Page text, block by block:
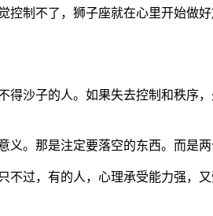
制不了，狮子座就在心里开始做
沙子的人。如果失去控制和秩序
。那是注定要落空的东西。而是
过，有的人，心理承受能力强，